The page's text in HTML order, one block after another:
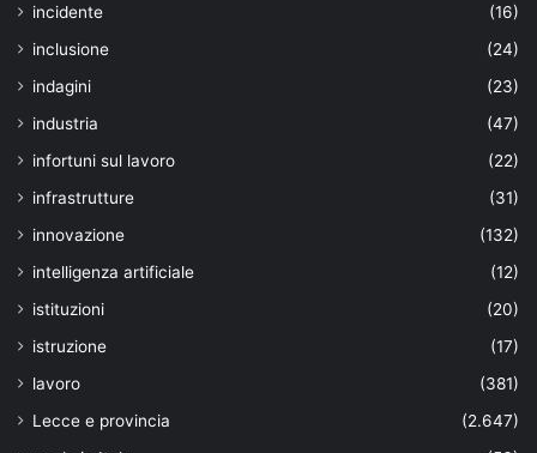
incidente
(16)
inclusione
(24)
indagini
(23)
industria
(47)
infortuni sul lavoro
(22)
infrastrutture
(31)
innovazione
(132)
intelligenza artificiale
(12)
istituzioni
(20)
istruzione
(17)
lavoro
(381)
Lecce e provincia
(2.647)